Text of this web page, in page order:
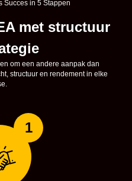
Succes in 5 Stappen
met structuur
om een andere aanpak dan
structuur en rendement in elke
1